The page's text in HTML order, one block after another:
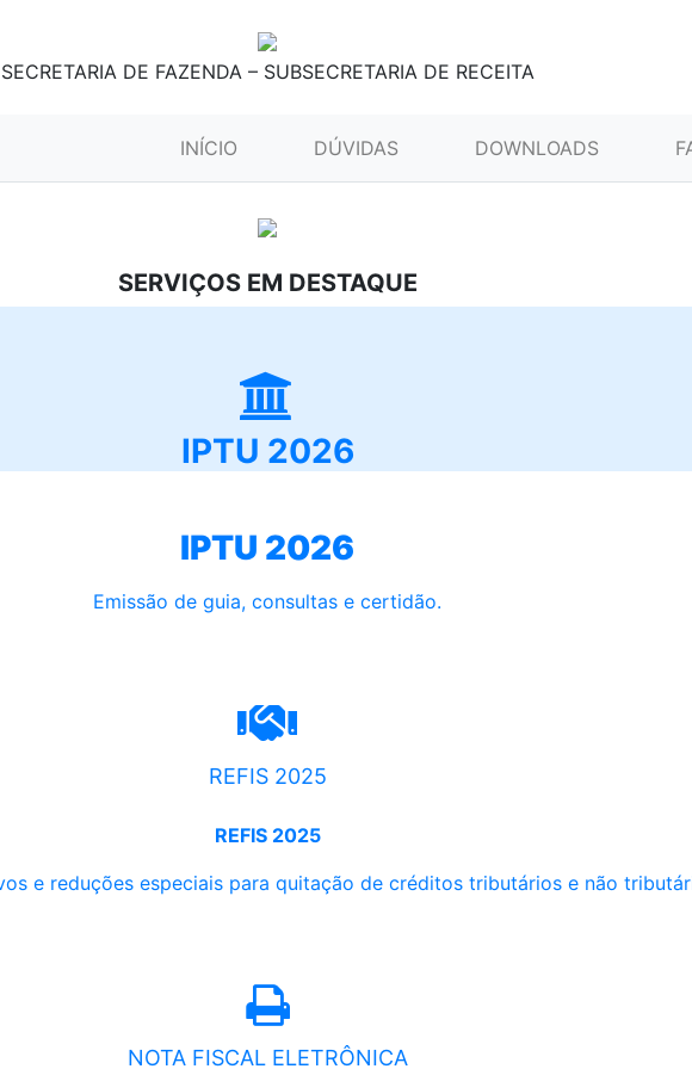
SECRETARIA DE FAZENDA – SUBSECRETARIA DE RECEITA
INÍCIO (CURRENT)DÚVIDAS DOWNLOADS
SERVIÇOS EM DESTAQUE
IPTU 2026
IPTU 2026
Emissão de guia, consultas e certidão.
REFIS 2025
REFIS 2025
e reduções especiais para quitação de créditos tributários e não
NOTA FISCAL ELETRÔNICA